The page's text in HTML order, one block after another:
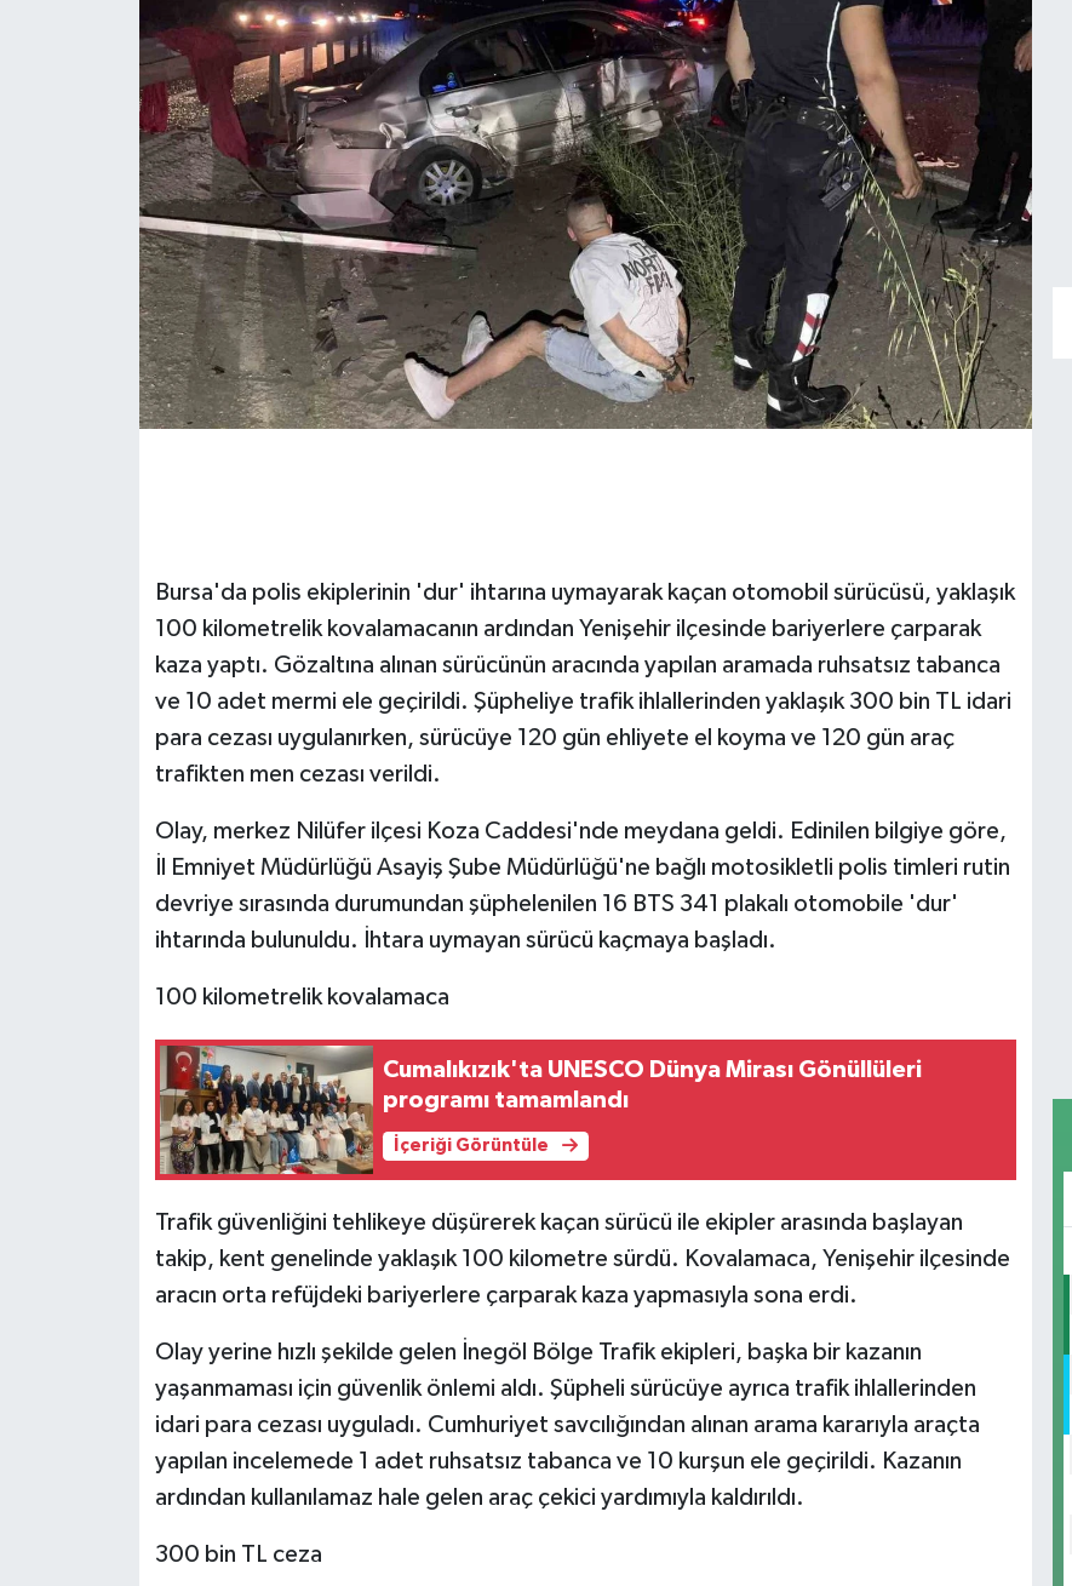
Bursa'da polis ekiplerinin 'dur' ihtarına uymayarak kaçan otomobil sürücüsü, yaklaşık
100 kilometrelik kovalamacanın ardından Yenişehir ilçesinde bariyerlere çarparak
kaza yaptı. Gözaltına alınan sürücünün aracında yapılan aramada ruhsatsız tabanca
ve 10 adet mermi ele geçirildi. Şüpheliye trafik ihlallerinden yaklaşık 300 bin TL idari
para cezası uygulanırken, sürücüye 120 gün ehliyete el koyma ve 120 gün araç
trafikten men cezası verildi.
Olay, merkez Nilüfer ilçesi Koza Caddesi'nde meydana geldi. Edinilen bilgiye göre,
İl Emniyet Müdürlüğü Asayiş Şube Müdürlüğü'ne bağlı motosikletli polis timleri rutin
devriye sırasında durumundan şüphelenilen 16 BTS 341 plakalı otomobile 'dur'
ihtarında bulunuldu. İhtara uymayan sürücü kaçmaya başladı.
100 kilometrelik kovalamaca
Cumalıkızık'ta UNESCO Dünya Mirası Gönüllüleri
programı tamamlandı
İçeriği Görüntüle
Trafik güvenliğini tehlikeye düşürerek kaçan sürücü ile ekipler arasında başlayan
takip, kent genelinde yaklaşık 100 kilometre sürdü. Kovalamaca, Yenişehir ilçesinde
aracın orta refüjdeki bariyerlere çarparak kaza yapmasıyla sona erdi.
Olay yerine hızlı şekilde gelen İnegöl Bölge Trafik ekipleri, başka bir kazanın
yaşanmaması için güvenlik önlemi aldı. Şüpheli sürücüye ayrıca trafik ihlallerinden
idari para cezası uyguladı. Cumhuriyet savcılığından alınan arama kararıyla araçta
yapılan incelemede 1 adet ruhsatsız tabanca ve 10 kurşun ele geçirildi. Kazanın
ardından kullanılamaz hale gelen araç çekici yardımıyla kaldırıldı.
300 bin TL ceza
EKONOMİ
English News
Flaş Haber
Gayrimenkul
GÜNDEM
İş Dünyası
Jandarma
KÜLTÜR SANAT
POLİTİKA
SPOR HABERLERİ
TEKNOLOJİ
ÜLKE GÜNDEMİ